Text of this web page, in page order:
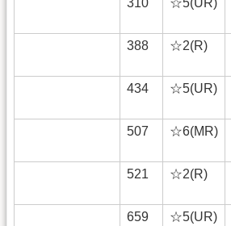
388
☆2(R)
434
☆5(UR)
507
☆6(MR)
521
☆2(R)
659
☆5(UR)